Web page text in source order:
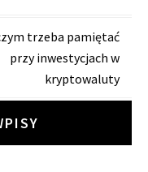
trzeba pamiętać
przy inwestycjach w
kryptowaluty